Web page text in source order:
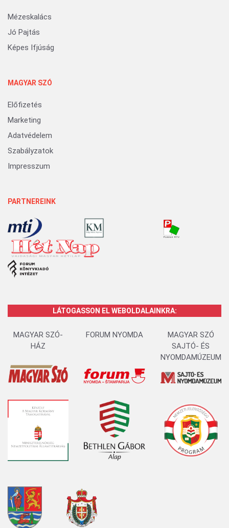
Mézeskalács
Jó Pajtás
Képes Ifjúság
MAGYAR SZÓ
Előfizetés
Marketing
Adatvédelem
Szabályzatok
Impresszum
PARTNEREINK
LÁTOGASSON EL WEBOLDALAINKRA:
MAGYAR SZÓ-
HÁZ
FORUM NYOMDA
MAGYAR SZÓ
SAJTÓ- ÉS
NYOMDAMÚZEUM